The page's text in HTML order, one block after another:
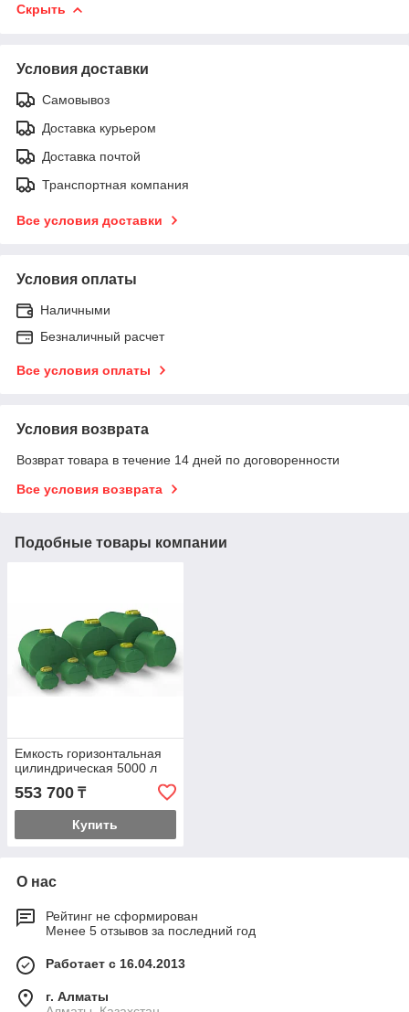
Скрыть
Условия доставки
Самовывоз
Доставка курьером
Доставка почтой
Транспортная компания
Все условия доставки
Условия оплаты
Наличными
Безналичный расчет
Все условия оплаты
Условия возврата
Возврат товара в течение 14 дней по договоренности
Все условия возврата
Подобные товары компании
Емкость горизонтальная
цилиндрическая 5000 л
553 700 ₸
Купить
О нас
Рейтинг не сформирован
Менее 5 отзывов за последний год
Работает с 16.04.2013
г. Алматы